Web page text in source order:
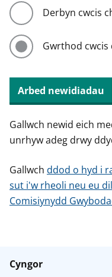
Derbyn cwcis
Gwrthod
Arbed newidiadau
Gallwch newid eich
unrhyw adeg drwy
Gallwch ddod o hyd i
sut i'w rheoli neu eu
Comisiynydd
Cyngor